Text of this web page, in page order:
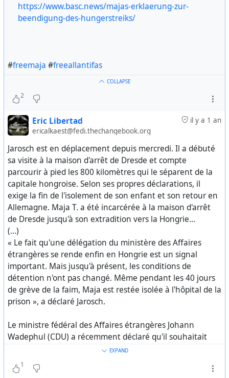
https://www.basc.news/majas-erklaerung-zur-
beendigung-des-hungerstreiks/
#freemaja #freeallantifas
COLLAPSE
2
il y a 1 an
Eric Libertad
ericalkaest@fedi.thechangebook.org
Jarosch est en déplacement depuis mercredi. Il a débuté
sa visite à la maison d'arrêt de Dresde et compte
parcourir à pied les 800 kilomètres qui le séparent de la
capitale hongroise. Selon ses propres déclarations, il
exige la fin de l'isolement de son enfant et son retour en
Allemagne. Maja T. a été incarcérée à la maison d'arrêt
de Dresde jusqu'à son extradition vers la Hongrie…
(…)
« Le fait qu'une délégation du ministère des Affaires
étrangères se rende enfin en Hongrie est un signal
important. Mais jusqu'à présent, les conditions de
détention n'ont pas changé. Même pendant les 40 jours
de grève de la faim, Maja est restée isolée à l'hôpital de la
prison », a déclaré Jarosch.
Le ministre fédéral des Affaires étrangères Johann
Wadephul (CDU) a récemment déclaré qu'il souhaitait
œuvrer pour de meilleures conditions de détention pour
Maja T.
EXPAND
1